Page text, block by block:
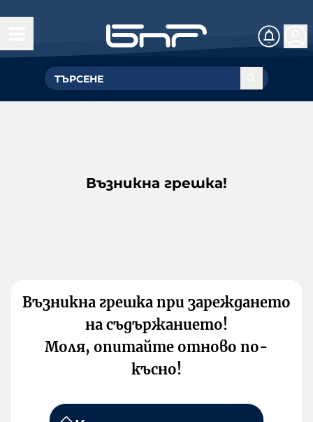
Възникна грешка!
Възникна грешка при зареждането
на съдържанието!
Моля, опитайте отново по-
късно!